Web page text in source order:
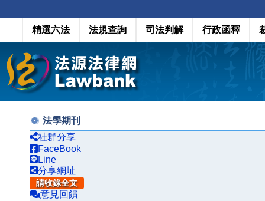
精選六法 法規查詢 司法判解 行政函釋
法學期刊
社群分享
FaceBook
Line
分享網址
請收錄全文
意見回饋